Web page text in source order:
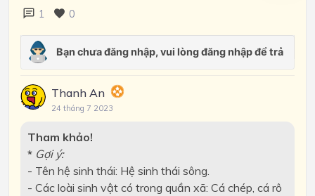
1 0
Thanh An
24 tháng 7 2023
Tham khảo!
*Gợi ý:
- Tên hệ sinh thái: Hệ sinh thái sông.
- Các loài sinh vật có trong quần xã: Cá chép, cá rô